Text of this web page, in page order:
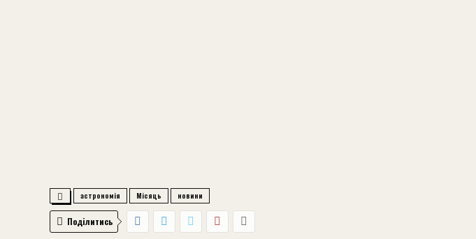
астрономія Місяць новини
Поділитись